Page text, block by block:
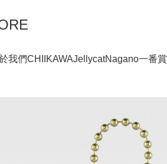
我們CHIIKAWAJellycatNagano一番賞